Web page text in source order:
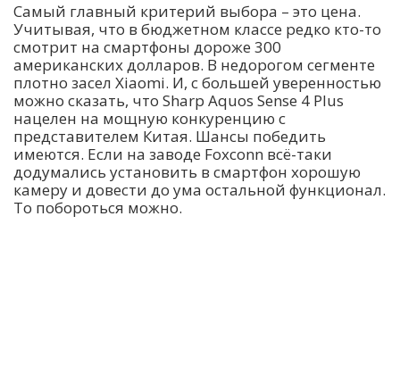
Самый главный критерий выбора – это цена.
Учитывая, что в бюджетном классе редко кто-то
смотрит на смартфоны дороже 300
американских долларов. В недорогом сегменте
плотно засел Xiaomi. И, с большей уверенностью
можно сказать, что Sharp Aquos Sense 4 Plus
нацелен на мощную конкуренцию с
представителем Китая. Шансы победить
имеются. Если на заводе Foxconn всё-таки
додумались установить в смартфон хорошую
камеру и довести до ума остальной функционал.
То побороться можно.